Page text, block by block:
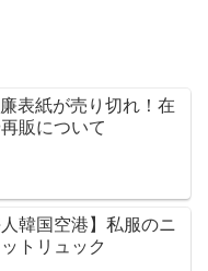
表紙が売り切れ！在
販について
韓国空港】私服のニ
トリュック